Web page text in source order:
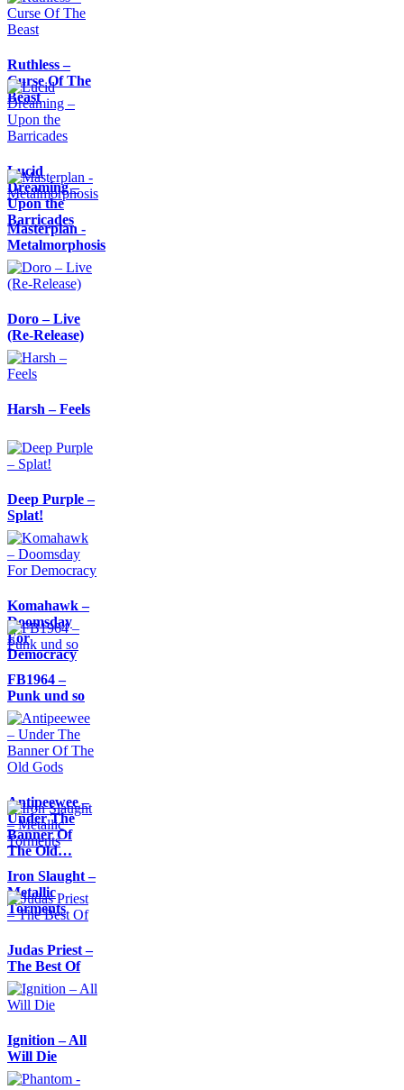
Ruthless –
Curse Of The
Beast
Lucid
Dreaming –
Upon the
Barricades
Masterplan -
Metalmorphosis
Doro – Live
(Re-Release)
Harsh – Feels
Deep Purple –
Splat!
Komahawk –
Doomsday
For
Democracy
FB1964 –
Punk und so
Antipeewee –
Under The
Banner Of
The Old…
Iron Slaught –
Metallic
Torments
Judas Priest –
The Best Of
Ignition – All
Will Die